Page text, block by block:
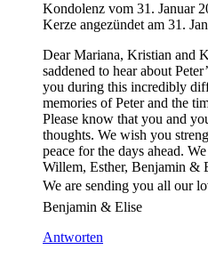
Kondolenz vom 31. Januar
Kerze angezündet am 31.
Dear Mariana, Kristian and
saddened to hear about
you during this incredibly
memories of Peter and the
Please know that you and
thoughts. We wish you
peace for the days ahead.
Willem, Esther, Benjamin &
We are sending you all our
Benjamin & Elise
Antworten